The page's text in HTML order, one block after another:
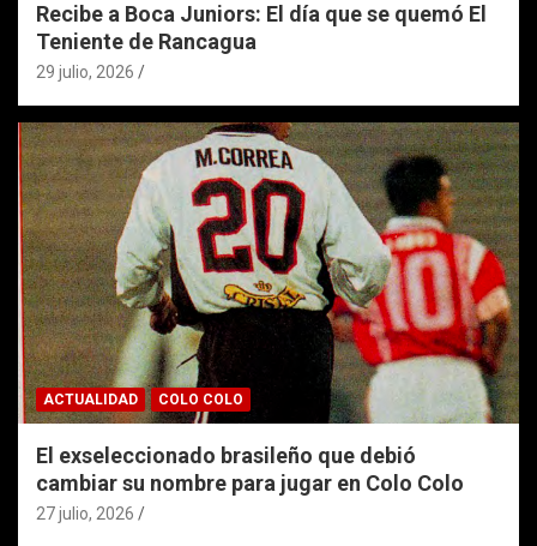
Recibe a Boca Juniors: El día que se quemó El
Teniente de Rancagua
29 julio, 2026
ACTUALIDAD COLO COLO
El exseleccionado brasileño que debió
cambiar su nombre para jugar en Colo Colo
27 julio, 2026